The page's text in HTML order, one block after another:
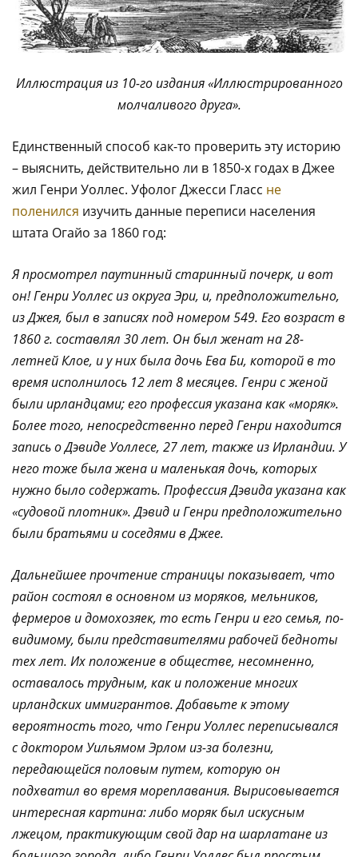
Иллюстрация из 10-го издания «Иллюстрированного
молчаливого друга».
Единственный способ как-то проверить эту историю
– выяснить, действительно ли в 1850-х годах в Джее
жил Генри Уоллес. Уфолог Джесси Гласс не
поленился изучить данные переписи населения
штата Огайо за 1860 год:
Я просмотрел паутинный старинный почерк, и вот
он! Генри Уоллес из округа Эри, и, предположительно,
из Джея, был в записях под номером 549. Его возраст в
1860 г. составлял 30 лет. Он был женат на 28-
летней Клое, и у них была дочь Ева Би, которой в то
время исполнилось 12 лет 8 месяцев. Генри с женой
были ирландцами; его профессия указана как «моряк».
Более того, непосредственно перед Генри находится
запись о Дэвиде Уоллесе, 27 лет, также из Ирландии. У
него тоже была жена и маленькая дочь, которых
нужно было содержать. Профессия Дэвида указана как
«судовой плотник». Дэвид и Генри предположительно
были братьями и соседями в Джее.
Дальнейшее прочтение страницы показывает, что
район состоял в основном из моряков, мельников,
фермеров и домохозяек, то есть Генри и его семья, по-
видимому, были представителями рабочей бедноты
тех лет. Их положение в обществе, несомненно,
оставалось трудным, как и положение многих
ирландских иммигрантов. Добавьте к этому
вероятность того, что Генри Уоллес переписывался
с доктором Уильямом Эрлом из-за болезни,
передающейся половым путем, которую он
подхватил во время мореплавания. Вырисовывается
интересная картина: либо моряк был искусным
лжецом, практикующим свой дар на шарлатане из